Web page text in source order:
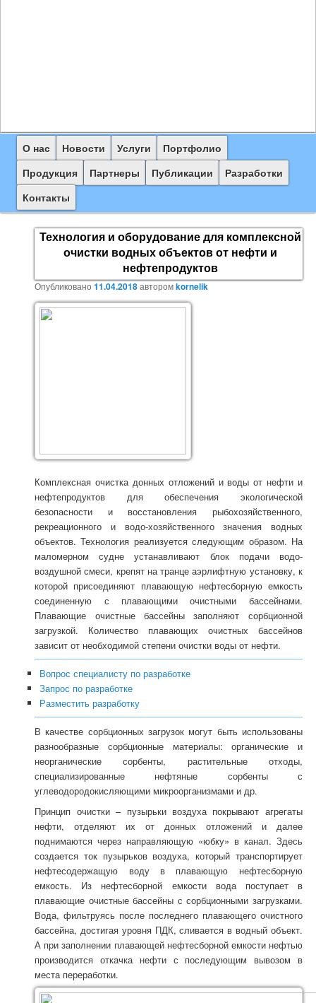
Главное
меню
Перейти
к
основному
содержимому
О нас Новости Услуги
Портфолио
Продукция
Партнеры Публикации
Разработки
Контакты
Технология и оборудование для комплексной
очистки водных объектов от нефти и
нефтепродуктов
Опубликовано11.04.2018авторомkornelik
Комплексная очистка донных отложений и воды от нефти и
нефтепродуктов для обеспечения экологической
безопасности и восстановления рыбохозяйственного,
рекреационного и водо-хозяйственного значения водных
объектов. Технология реализуется следующим образом. На
маломерном судне устанавливают блок подачи водо-
воздушной смеси, крепят на транце аэрлифтную установку, к
которой присоединяют плавающую нефтесборную емкость
соединенную с плавающими очистными бассейнами.
Плавающие очистные бассейны заполняют сорбционной
загрузкой. Количество плавающих очистных бассейнов
зависит от необходимой степени очистки воды от нефти.
Вопрос специалисту по разработке
Запрос по разработке
Разместить разработку
В качестве сорбционных загрузок могут быть использованы
разнообразные сорбционные материалы: органические и
неорганические сорбенты, растительные отходы,
специализированные нефтяные сорбенты с
углеводородокисляющими микроорганизмами и др.
Принцип очистки – пузырьки воздуха покрывают агрегаты
нефти, отделяют их от донных отложений и далее
поднимаются через направляющую «юбку» в канал. Здесь
создается ток пузырьков воздуха, который транспортирует
нефтесодержащую воду в плавающую нефтесборную
емкость. Из нефтесборной емкости вода поступает в
плавающие очистные бассейны с сорбционными загрузками.
Вода, фильтруясь после последнего плавающего очистного
бассейна, достигая уровня ПДК, сливается в водный объект.
А при заполнении плавающей нефтесборной емкости нефтью
производится откачка нефти с последующим вывозом в
места переработки.